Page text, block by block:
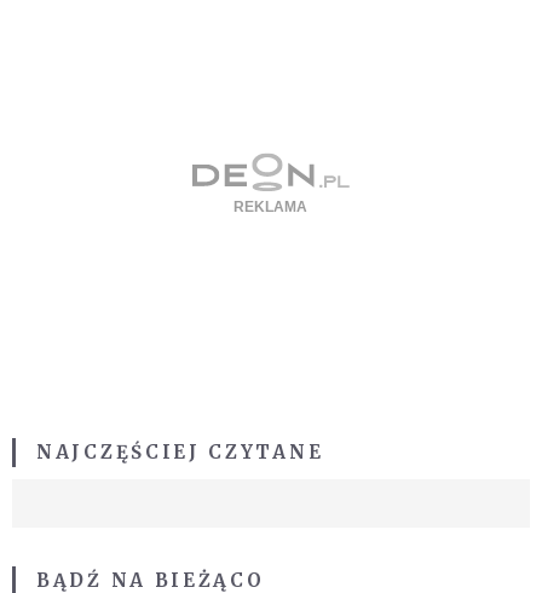
NAJCZĘŚCIEJ CZYTANE
BĄDŹ NA BIEŻĄCO